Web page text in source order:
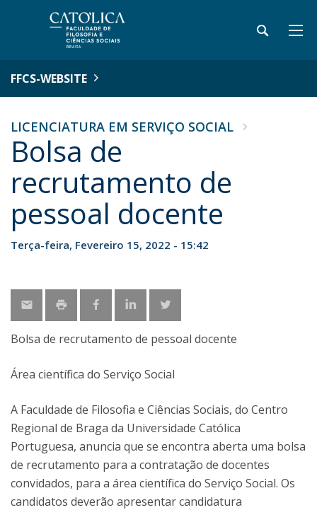
FFCS-WEBSITE
LICENCIATURA EM SERVIÇO SOCIAL
Bolsa de
recrutamento de
pessoal docente
Terça-feira, Fevereiro 15, 2022 - 15:42
Bolsa de recrutamento de pessoal docente
Área científica do Serviço Social
A Faculdade de Filosofia e Ciências Sociais, do Centro
Regional de Braga da Universidade Católica
Portuguesa, anuncia que se encontra aberta uma bolsa
de recrutamento para a contratação de docentes
convidados, para a área científica do Serviço Social. Os
candidatos deverão apresentar candidatura